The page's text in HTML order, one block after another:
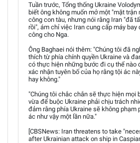
Tuần trước, Tổng thống Ukraine
biết ông không muốn mở một "mặt trận
công con tàu, nhưng nói rằng Iran "đã
rồi", ám chỉ việc Iran cung cấp máy
công cho Nga.
Ông Baghaei nói thêm: "Chúng tôi đã
thích từ phía chính quyền Ukraine và
có thực hiện những bước đi cụ thể nào
xác nhận tuyên bố của họ rằng tội ác
hay không."
"Chúng tôi chắc chắn sẽ thực hiện mọi
vừa để buộc Ukraine phải chịu trách
đảm rằng phía Ukraine sẽ không phạm
ác như vậy một lần nữa."
[CBSNews: Iran threatens to take
after Ukrainian attack on ship in